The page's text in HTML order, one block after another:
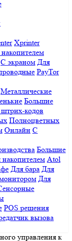
Xprinter
С экраном Для
PayTor
Металлические
Большие
кодов
Полноцветных
Онлайн С
Большие
Atol
Для бара Для
Для
POS решения
вызова
управления к